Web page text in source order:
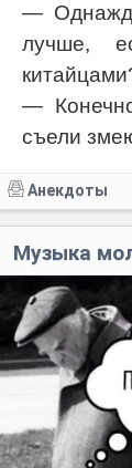
—
лучше,
—
съели
Анекдоты
Музыка